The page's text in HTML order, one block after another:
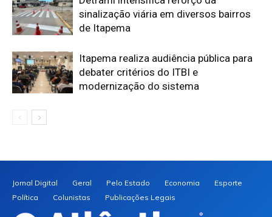
sinalização viária em diversos bairros
de Itapema
Itapema realiza audiência pública para
debater critérios do ITBI e
modernização do sistema
Jornal Digital Geral Pelo Estado Economia
Esporte
Política
Colunistas Publicações Legais